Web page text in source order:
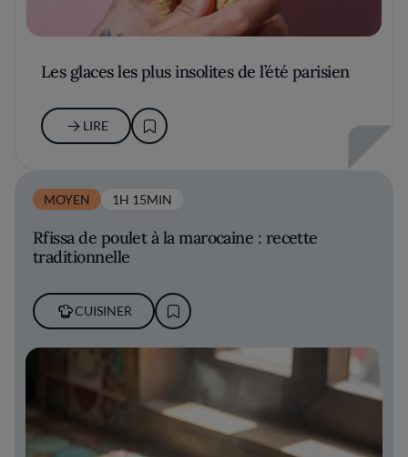
Les glaces les plus insolites de l’été parisien
LIRE
MOYEN 1H 15MIN
Rfissa de poulet à la marocaine : recette
traditionnelle
CUISINER